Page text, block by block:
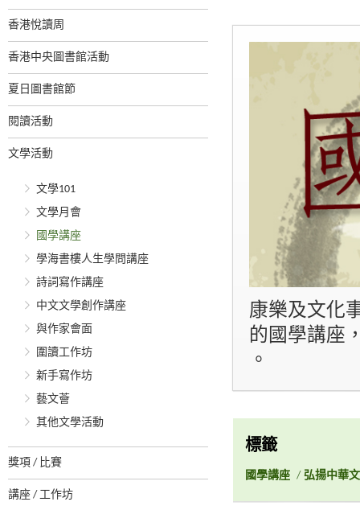
香港悅讀周
香港中央圖書館活動
夏日圖書館節
閱讀活動
文學活動
文學101
文學月會
國學講座
學海書樓人生學問講座
詩詞寫作講座
中文文學創作講座
與作家會面
圍讀工作坊
新手寫作坊
藝文薈
其他文學活動
獎項 / 比賽
講座 / 工作坊
康樂及文化
的國學講座
。
標籤
國學講座 / 弘揚中華